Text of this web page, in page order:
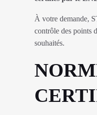
À votre demande,
contrôle des points
souhaités.